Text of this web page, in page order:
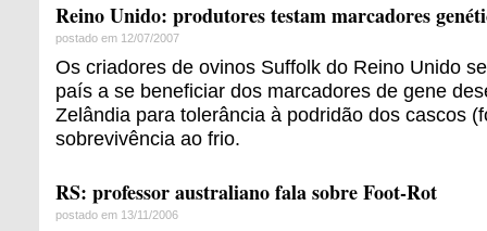
Reino Unido: produtores testam marcadores
postado em 12/07/2007
Os criadores de ovinos Suffolk do Reino Unido
país a se beneficiar dos marcadores de gene
Zelândia para tolerância à podridão dos cascos
sobrevivência ao frio.
RS: professor australiano fala sobre Foot-Rot
postado em 13/11/2006